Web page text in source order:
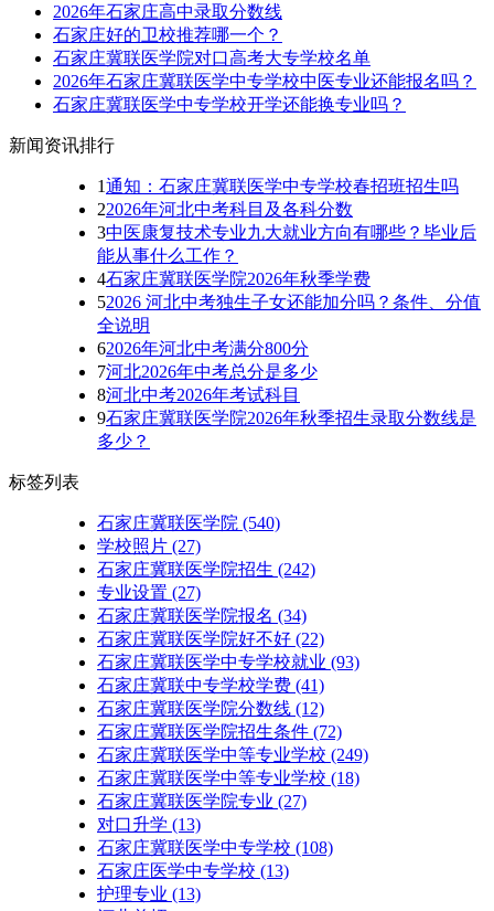
2026年石家庄高中录取分数线
石家庄好的卫校推荐哪一个？
石家庄冀联医学院对口高考大专学校名单
2026年石家庄冀联医学中专学校中医专业还能报名吗？
石家庄冀联医学中专学校开学还能换专业吗？
新闻资讯排行
1通知：石家庄冀联医学中专学校春招班招生吗
22026年河北中考科目及各科分数
3中医康复技术专业九大就业方向有哪些？毕业后
能从事什么工作？
4石家庄冀联医学院2026年秋季学费
52026 河北中考独生子女还能加分吗？条件、分值
全说明
62026年河北中考满分800分
7河北2026年中考总分是多少
8河北中考2026年考试科目
9石家庄冀联医学院2026年秋季招生录取分数线是
多少？
标签列表
石家庄冀联医学院 (540)
学校照片 (27)
石家庄冀联医学院招生 (242)
专业设置 (27)
石家庄冀联医学院报名 (34)
石家庄冀联医学院好不好 (22)
石家庄冀联医学中专学校就业 (93)
石家庄冀联中专学校学费 (41)
石家庄冀联医学院分数线 (12)
石家庄冀联医学院招生条件 (72)
石家庄冀联医学中等专业学校 (249)
石家庄冀联医学中等专业学校​ (18)
石家庄冀联医学院专业 (27)
对口升学 (13)
石家庄冀联医学中专学校 (108)
石家庄医学中专学校 (13)
护理专业 (13)